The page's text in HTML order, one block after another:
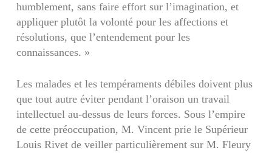
humblement, sans faire effort sur l’imagination, et
appliquer plutôt la volonté pour les affections et
résolutions, que l’entendement pour les
connaissances. »
Les malades et les tempéraments débiles doivent plus
que tout autre éviter pendant l’oraison un travail
intellectuel au-dessus de leurs forces. Sous l’empire
de cette préoccupation, M. Vincent prie le Supérieur
Louis Rivet de veiller particulièrement sur M. Fleury